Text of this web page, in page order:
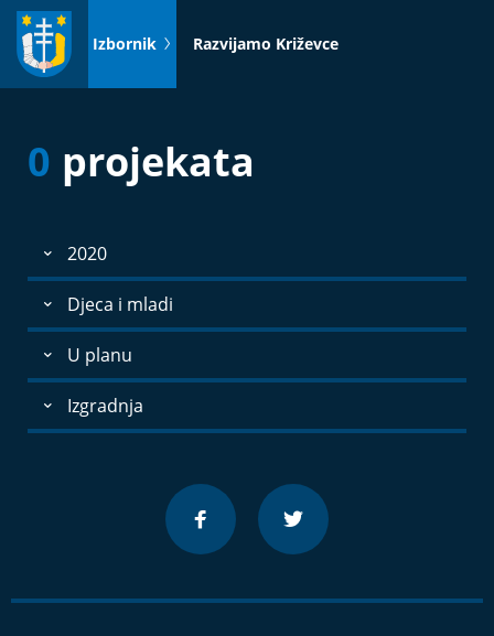
Idi
sadržaj
Izbornik Razvijamo Križevce
0 projekata
2020
Djeca i mladi
U planu
Izgradnja